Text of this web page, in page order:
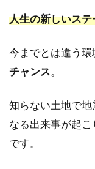
震の
4.8
⑧地
が死
んで
人生の新しいス
今までとは違う環
チャンス。
知らない土地で
なる出来事が起
です。